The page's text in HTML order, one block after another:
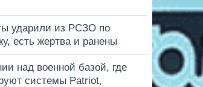
ударили из РСЗО по
есть жертва и ранены
над военной базой, где
системы Patriot,